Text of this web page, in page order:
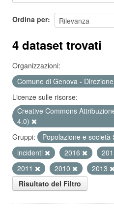
Ordina per
4 dataset trovati
Organizzazioni:
Comune di Genova -
Licenze sulle risorse:
Creative Commons
4.0)
Gruppi:
Popolazione e società
incidenti
2016
2011
2010
2013
Risultato del Filtro